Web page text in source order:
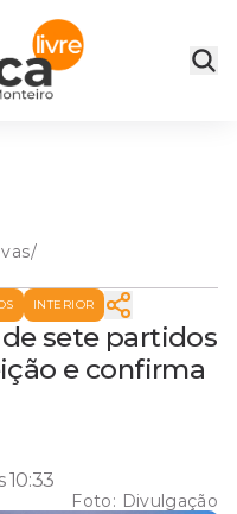
/
INTERIOR
sete partidos
e confirma
10:33
Foto: Divulgação